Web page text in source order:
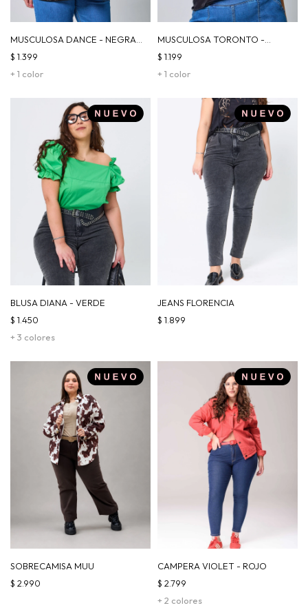
MUSCULOSA DANCE - NEGRA
RAYAS
+ 1 color
$ 1.399
MUSCULOSA TORONTO -
VÍBORA
+ 1 color
$ 1.199
BLUSA DIANA - VERDE
+ 3 colores
$ 1.450
JEANS FLORENCIA
$ 1.899
SOBRECAMISA MUU
$ 2.990
CAMPERA VIOLET - ROJO
+ 2 colores
$ 2.799